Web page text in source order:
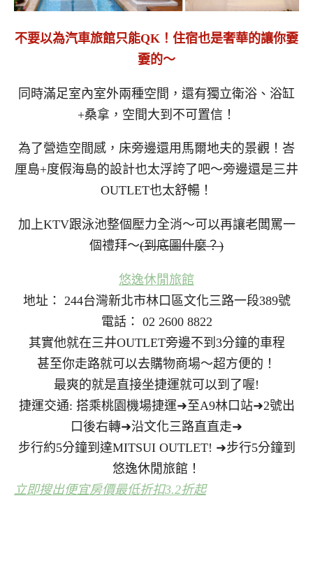
不要以為汽車旅館只能QK！住宿也是奢華的讓你嫑
嫑的～
同時滿足室內室外兩種空間，還有獨立衛浴、浴缸
+桑拿，空間大到不可置信！
為了營造空間感，床旁邊還用馬爾地夫的景觀！峇
厘島+度假海島的設計也太浮誇了吧～旁邊還是三井
OUTLET也太舒暢！
加上KTV跟泳池整個壓力全消～可以再讓老闆罵一
個禮拜～(到底圖什麼？)
悠逸休閒旅館
地址： 244台灣新北市林口區文化三路一段389號
電話： 02 2600 8822
其實他就在三井OUTLET旁邊不到3分鐘的車程
甚至你走路就可以去購物商場～超方便的！
最爽的就是直接坐捷運就可以到了喔!
捷運交通: 搭乘桃園機場捷運➜至A9林口站➜2號出
口後右轉➜沿文化三路直直走➜
步行約5分鐘到達MITSUI OUTLET! ➜步行5分鐘到
悠逸休閒旅館！
立即搜出便宜房價最低折扣3.2折起